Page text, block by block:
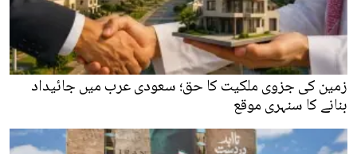
زمین کی جزوی ملکیت کا حق؛ سعودی عرب میں جائیداد
بنانے کا سنہری موقع